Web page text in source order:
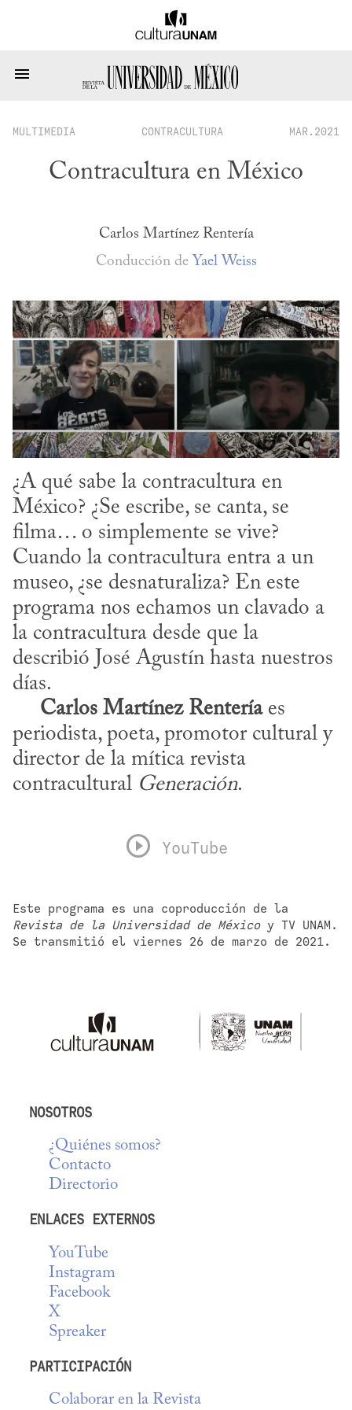
MULTIMEDIA CONTRACULTURA MAR.2021
Contracultura en México
Carlos Martínez Rentería
Conducción de Yael Weiss
¿A qué sabe la contracultura en
México? ¿Se escribe, se canta, se
filma… o simplemente se vive?
Cuando la contracultura entra a un
museo, ¿se desnaturaliza? En este
programa nos echamos un clavado a
la contracultura desde que la
describió José Agustín hasta nuestros
días.
Carlos Martínez Rentería es
periodista, poeta, promotor cultural y
director de la mítica revista
contracultural Generación.
YouTube
Revista de la Universidad de México y TV UNAM.
Se transmitió el viernes 26 de marzo de 2021.
NOSOTROS
¿Quiénes somos?
Contacto
Directorio
ENLACES EXTERNOS
YouTube
Instagram
Facebook
X
Spreaker
PARTICIPACIÓN
Colaborar en la Revista